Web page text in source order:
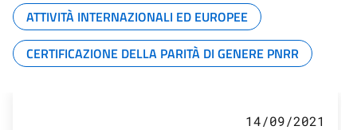
ATTIVITÀ INTERNAZIONALI ED EUROPEE
CERTIFICAZIONE DELLA PARITÀ DI GENERE PNRR
14/09/2021